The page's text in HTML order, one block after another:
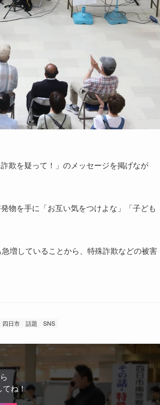
欺を疑って！」のメッセージを掲げなが
物を手に「お互い気をつけよな」「子ども
増していることから、特殊詐欺などの被害
四日市 話題 SNS
てね！